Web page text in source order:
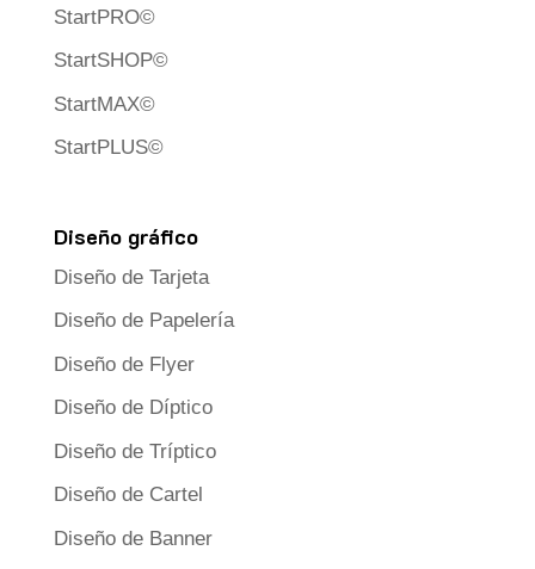
StartPRO©
StartSHOP©
StartMAX©
StartPLUS©
Diseño gráfico
Diseño de Tarjeta
Diseño de Papelería
Diseño de Flyer
Diseño de Díptico
Diseño de Tríptico
Diseño de Cartel
Diseño de Banner